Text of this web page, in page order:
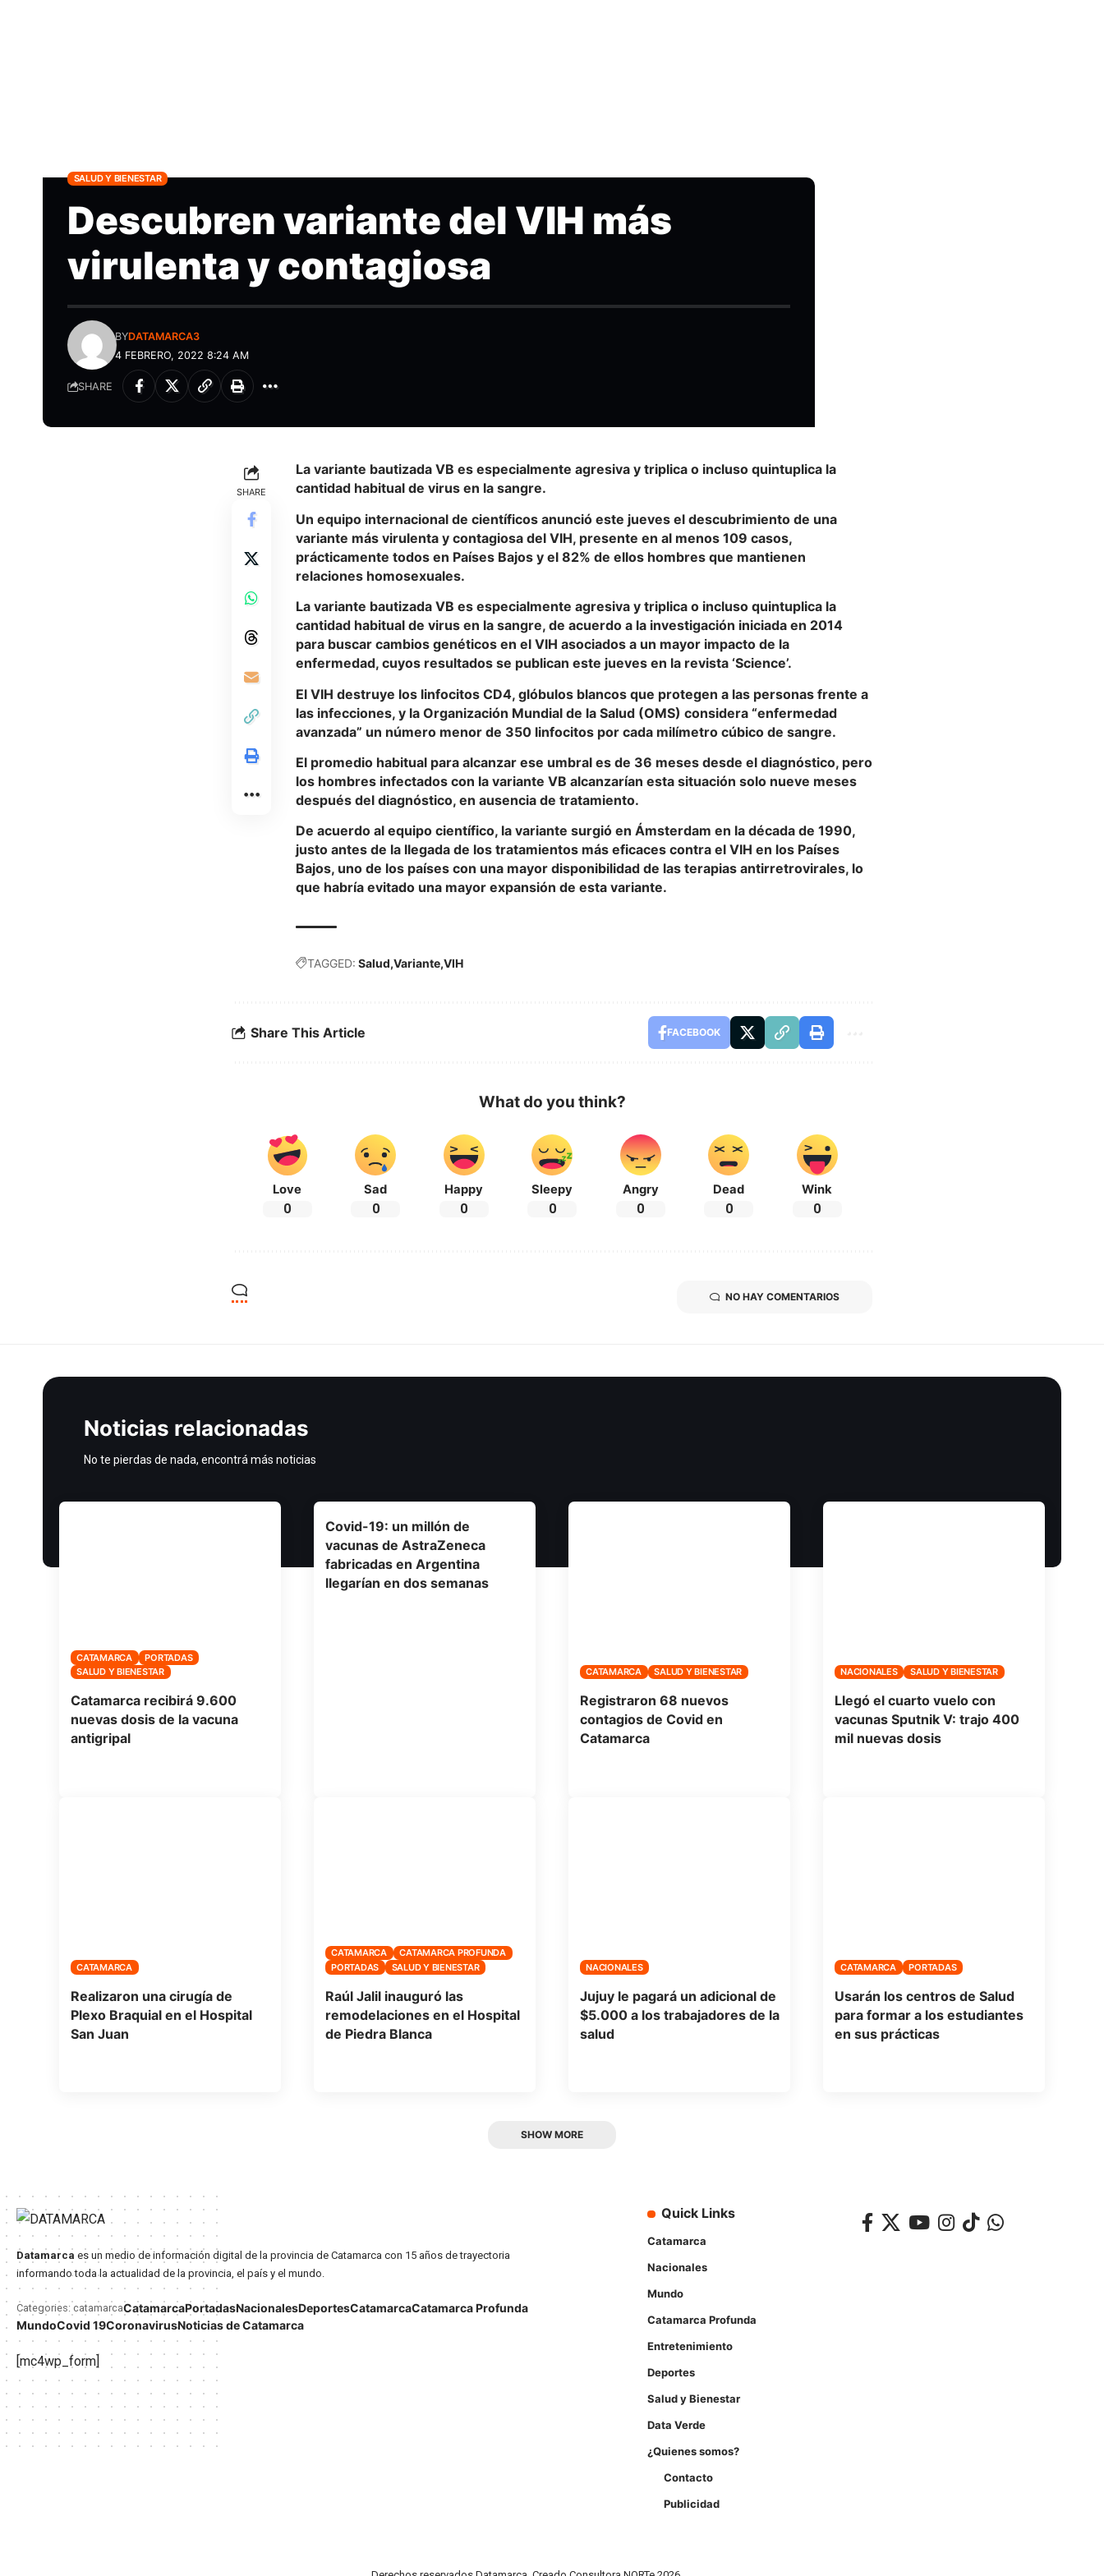
SALUD Y BIENESTAR
Descubren variante del VIH más
virulenta y contagiosa
4 FEBRERO, 2022 8:24 AM
BYDATAMARCA3
SHARE
SHARE
La variante bautizada VB es especialmente agresiva y triplica o incluso quintuplica la
cantidad habitual de virus en la sangre.
Un equipo internacional de científicos anunció este jueves el descubrimiento de una
variante más virulenta y contagiosa del VIH, presente en al menos 109 casos,
prácticamente todos en Países Bajos y el 82% de ellos hombres que mantienen
relaciones homosexuales.
La variante bautizada VB es especialmente agresiva y triplica o incluso quintuplica la
cantidad habitual de virus en la sangre, de acuerdo a la investigación iniciada en 2014
para buscar cambios genéticos en el VIH asociados a un mayor impacto de la
enfermedad, cuyos resultados se publican este jueves en la revista ‘Science’.
El VIH destruye los linfocitos CD4, glóbulos blancos que protegen a las personas frente a
las infecciones, y la Organización Mundial de la Salud (OMS) considera “enfermedad
avanzada” un número menor de 350 linfocitos por cada milímetro cúbico de sangre.
El promedio habitual para alcanzar ese umbral es de 36 meses desde el diagnóstico, pero
los hombres infectados con la variante VB alcanzarían esta situación solo nueve meses
después del diagnóstico, en ausencia de tratamiento.
De acuerdo al equipo científico, la variante surgió en Ámsterdam en la década de 1990,
justo antes de la llegada de los tratamientos más eficaces contra el VIH en los Países
Bajos, uno de los países con una mayor disponibilidad de las terapias antirretrovirales, lo
que habría evitado una mayor expansión de esta variante.
TAGGED: Salud Variante VIH
Share This Article FACEBOOK
What do you think?
Love
0
Sad
0
Happy
0
Sleepy
0
Angry
0
Dead
0
Wink
0
NO HAY COMENTARIOS
Noticias relacionadas
No te pierdas de nada, encontrá más noticias
CATAMARCA
PORTADAS
SALUD Y BIENESTAR
Catamarca recibirá 9.600
nuevas dosis de la vacuna
antigripal
Covid-19: un millón de
vacunas de AstraZeneca
fabricadas en Argentina
llegarían en dos semanas
CATAMARCA SALUD Y BIENESTAR
Registraron 68 nuevos
contagios de Covid en
Catamarca
NACIONALES SALUD Y BIENESTAR
Llegó el cuarto vuelo con
vacunas Sputnik V: trajo 400
mil nuevas dosis
CATAMARCA
Realizaron una cirugía de
Plexo Braquial en el Hospital
San Juan
CATAMARCA
CATAMARCA PROFUNDA
PORTADAS
SALUD Y BIENESTAR
Raúl Jalil inauguró las
remodelaciones en el Hospital
de Piedra Blanca
NACIONALES
Jujuy le pagará un adicional de
$5.000 a los trabajadores de la
salud
CATAMARCA PORTADAS
Usarán los centros de Salud
para formar a los estudiantes
en sus prácticas
SHOW MORE
Datamarca es un medio de información digital de la provincia de Catamarca con 15 años de trayectoria
informando toda la actualidad de la provincia, el país y el mundo.
Categories: catamarcaCatamarcaPortadasNacionalesDeportesCatamarcaCatamarca Profunda
MundoCovid 19CoronavirusNoticias de Catamarca
[mc4wp_form]
Quick Links
Catamarca
Nacionales
Mundo
Catamarca Profunda
Entretenimiento
Deportes
Salud y Bienestar
Data Verde
¿Quienes somos?
Contacto
Publicidad